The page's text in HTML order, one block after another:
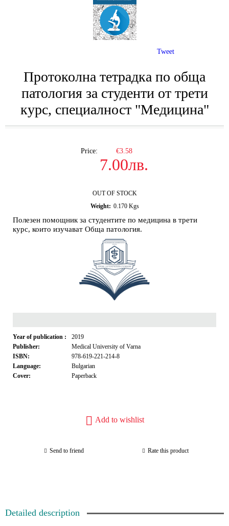
Протоколна тетрадка по обща
патология за студенти от трети
курс, специалност "Медицина"
Price: €3.58
7.00лв.
OUT OF STOCK
Weight: 0.170 Kgs
Полезен помощник за студентите по медицина в трети
курс, които изучават Обща патология.
Year of publication :
2019
Publisher:
Medical University of Varna
ISBN:
978-619-221-214-8
Language:
Bulgarian
Cover:
Paperback
Add to wishlist
Send to friend Rate this product
Tweet
Detailed description